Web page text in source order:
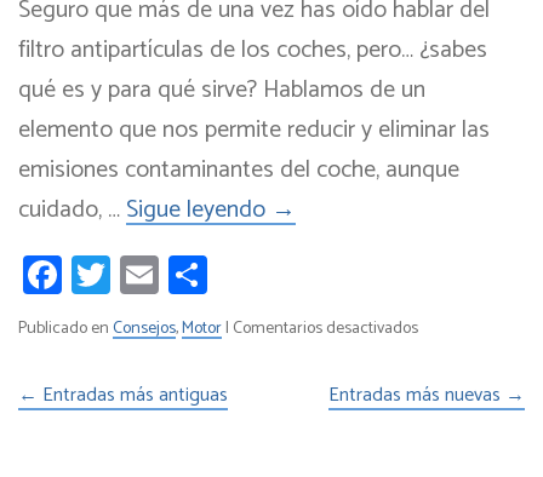
Seguro que más de una vez has oído hablar del
filtro antipartículas de los coches, pero… ¿sabes
qué es y para qué sirve? Hablamos de un
elemento que nos permite reducir y eliminar las
emisiones contaminantes del coche, aunque
cuidado, …Sigue leyendo →
Facebook
Twitter
Email
Publicado enConsejos,Motor| Comentarios desactivadosen
antipartículas:
Averías
← Entradas más antiguas Entradas más nuevas →